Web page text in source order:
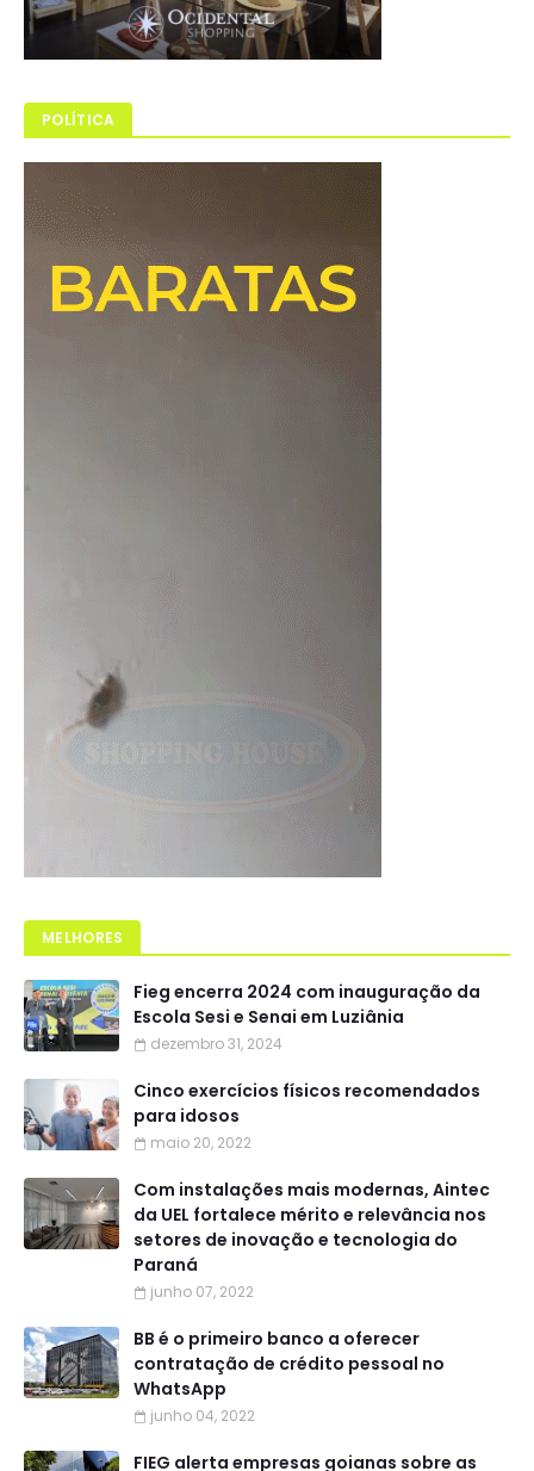
POLÍTICA
MELHORES
Fieg encerra 2024 com inauguração da
Escola Sesi e Senai em Luziânia
dezembro 31, 2024
Cinco exercícios físicos recomendados
para idosos
maio 20, 2022
Com instalações mais modernas, Aintec
da UEL fortalece mérito e relevância nos
setores de inovação e tecnologia do
Paraná
junho 07, 2022
BB é o primeiro banco a oferecer
contratação de crédito pessoal no
WhatsApp
junho 04, 2022
FIEG alerta empresas goianas sobre as